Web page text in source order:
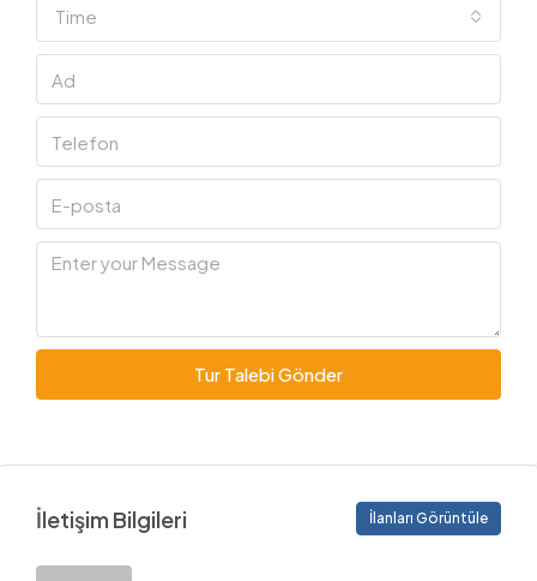
Time
Tur Talebi Gönder
İletişim Bilgileri İlanları Görüntüle